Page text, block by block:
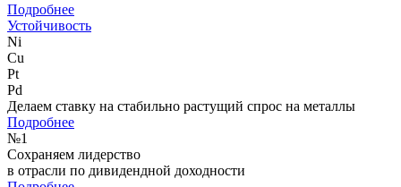
Подробнее
Устойчивость
Ni
Cu
Pt
Pd
Делаем ставку на стабильно растущий спрос на металлы
Подробнее
№1
Сохраняем лидерство
в отрасли по дивидендной доходности